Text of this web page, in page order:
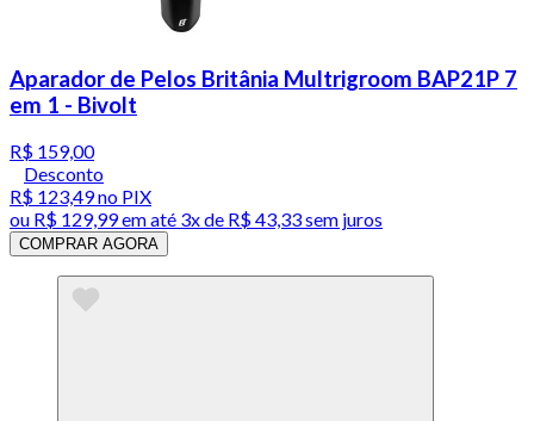
Aparador de Pelos Britânia Multrigroom BAP21P 7
em 1 - Bivolt
R$ 159,00
Desconto
R$ 123,49no PIX
ou R$ 129,99em até 3x de R$ 43,33 sem juros
COMPRAR AGORA